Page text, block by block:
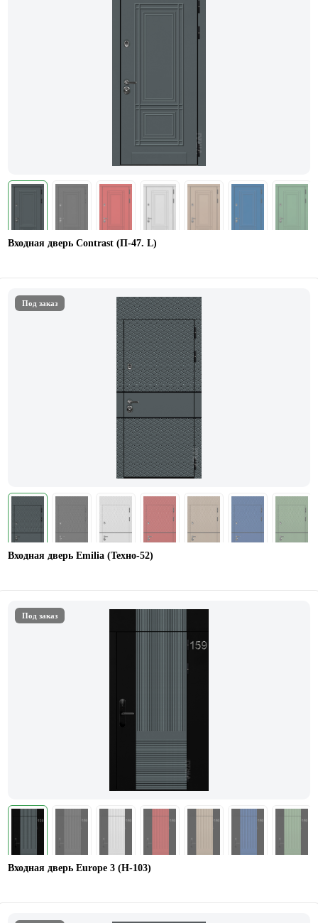
Входная дверь Contrast (П-47. L)
Под заказ
Входная дверь Emilia (Техно-52)
Под заказ
Входная дверь Europe 3 (Н-103)